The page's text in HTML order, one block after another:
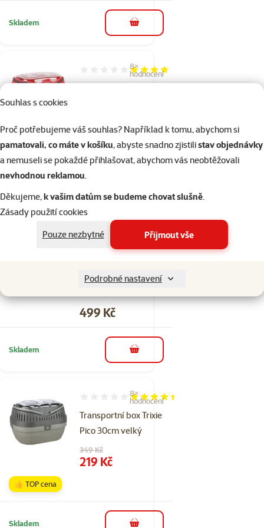
Souhlas s cookies
Proč potřebujeme váš souhlas? Například k tomu, abychom si
pamatovali, co máte v košíku, abyste snadno zjistilistav objednávky
a nemuseli se pokaždé přihlašovat, abychom vás neobtěžovali
nevhodnou reklamou.
Děkujeme,k vašim datům se budeme chovat slušně.
Zásady použití cookies
Pouze nezbytné
Přijmout vše
Podrobné nastavení
Skladem do košíku
Hodnocení 78%, počet hodnocení: 8
8×
hodnocení
Cena
139 Kč
👍 TOP cena
Skladem do košíku
modrý top
Hodnocení 98%, počet hodnocení: 32
hodnocení
Cena
499 Kč
Skladem do košíku
Transportní box Trixie
Pico 30cm velký
Hodnocení 88%, počet hodnocení: 8
8×
hodnocení
Původní cena
349 Kč
Cena
219 Kč
👍 TOP cena
Skladem